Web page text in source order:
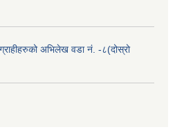
अभिलेख वडा नं. -८(दोस्रो